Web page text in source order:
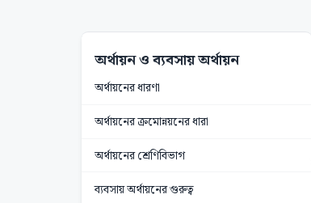
অর্থায়ন ও ব্যবসায় অর্থায়ন
অর্থায়নের ধারণা
অর্থায়নের ক্রমোন্নয়নের ধারা
অর্থায়নের শ্রেণিবিভাগ
ব্যবসায় অর্থায়নের গুরুত্ব